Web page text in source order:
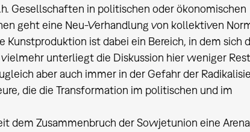
Gesellschaften in politischen oder ökonomischen
geht eine Neu-Verhandlung von kollektiven
ist dabei ein Bereich, in dem sich
unterliegt die Diskussion hier weniger
aber auch immer in der Gefahr der
die die Transformation im politischen und im
dem Zusammenbruch der Sowjetunion eine